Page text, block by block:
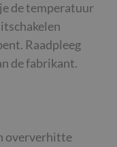
de temperatuur
Raadpleeg
de fabrikant.
oververhitte